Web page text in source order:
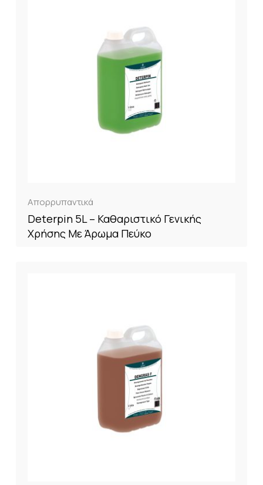
Απορρυπαντικά
Deterpin 5L – Καθαριστικό Γενικής
Χρήσης Με Άρωμα Πεύκο